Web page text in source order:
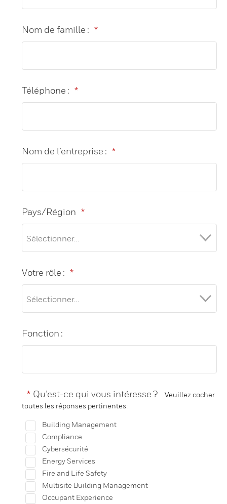
*
Nom de famille :
*
Téléphone :
*
Nom de l’entreprise :
*
Pays/Région
*
Votre rôle :
Fonction :
* Qu’est-ce qui vous intéresse ?
Veuillez cocher
toutes les réponses pertinentes :
Building Management
Compliance
Cybersécurité
Energy Services
Fire and Life Safety
Multisite Building Management
Occupant Experience